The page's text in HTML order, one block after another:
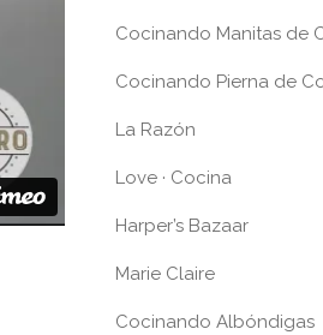
Cocinando Manitas de
Cocinando Pierna de
La Razón
Love · Cocina
Harper’s Bazaar
Marie Claire
Cocinando Albóndigas